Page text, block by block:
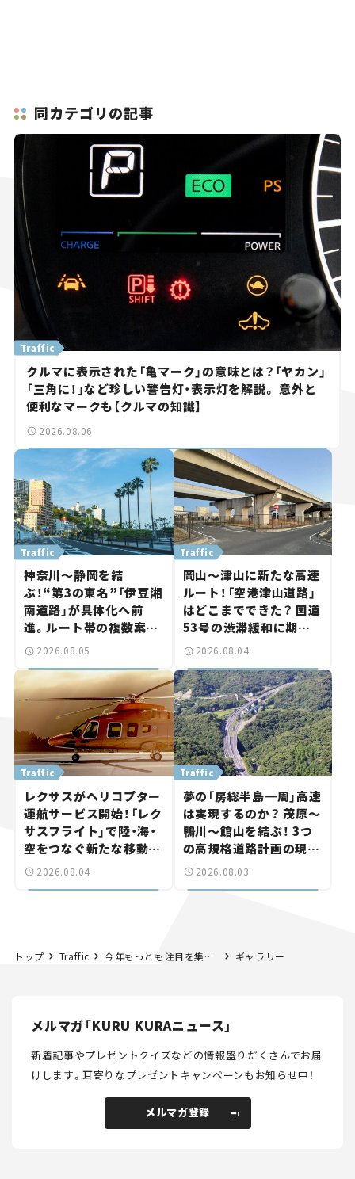
同カテゴリの記事
クルマに表示された「亀マーク」の意味とは？「ヤカン」
「三角に！」など珍しい警告灯・表示灯を解説。 意外と
便利なマークも【クルマの知識】
Traffic
2026.08.06
神奈川～静岡を結
ぶ！“第3の東名”「伊豆湘
南道路」が具体化へ前
進。ルート帯の複数案検
討へ。熱海まで信号ゼロ
道路計画】
Traffic
2026.08.05
岡山～津山に新たな高速
ルート！「空港津山道路」
はどこまでできた？ 国道
53号の渋滞緩和に期待。
岡山市側でも動きが【い
Traffic
2026.08.04
レクサスがヘリコプター
運航サービス開始！「レク
サスフライト」で陸・海・
空をつなぐ新たな移動体
験とは
Traffic
2026.08.04
夢の「房総半島一周」高速
は実現するのか？ 茂原～
鴨川～館山を結ぶ！ 3つ
の高規格道路計画の現
状。「館山鴨川道路」で検
Traffic
2026.08.03
トップ Traffic 今年もっとも注目を集めた道路のニュースは何？【KURU KURA「話題の道路」ランキング2024】 ギャラリー
メルマガ「KURU KURAニュース」
新着記事やプレゼントクイズなどの情報盛りだくさんでお届
けします。耳寄りなプレゼントキャンペーンもお知らせ中！
メルマガ登録